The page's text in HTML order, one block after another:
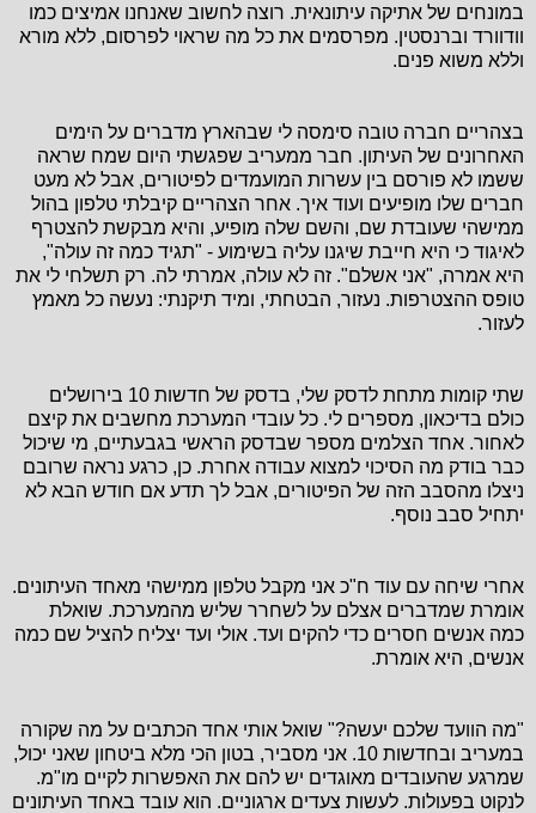
במונחים של אתיקה עיתונאית. רוצה לחשוב שאנחנו אמיצים כמו
וודוורד וברנסטין. מפרסמים את כל מה שראוי לפרסום, ללא מורא
וללא משוא פנים.
בצהריים חברה טובה סימסה לי שבהארץ מדברים על הימים
האחרונים של העיתון. חבר ממעריב שפגשתי היום שמח שראה
ששמו לא פורסם בין עשרות המועמדים לפיטורים, אבל לא מעט
חברים שלו מופיעים ועוד איך. אחר הצהריים קיבלתי טלפון בהול
ממישהי שעובדת שם, והשם שלה מופיע, והיא מבקשת להצטרף
לאיגוד כי היא חייבת שיגנו עליה בשימוע - "תגיד כמה זה עולה",
היא אמרה, "אני אשלם". זה לא עולה, אמרתי לה. רק תשלחי לי את
טופס ההצטרפות. נעזור, הבטחתי, ומיד תיקנתי: נעשה כל מאמץ
לעזור.
שתי קומות מתחת לדסק שלי, בדסק של חדשות 10 בירושלים
כולם בדיכאון, מספרים לי. כל עובדי המערכת מחשבים את קיצם
לאחור. אחד הצלמים מספר שבדסק הראשי בגבעתיים, מי שיכול
כבר בודק מה הסיכוי למצוא עבודה אחרת. כן, כרגע נראה שרובם
ניצלו מהסבב הזה של הפיטורים, אבל לך תדע אם חודש הבא לא
יתחיל סבב נוסף.
אחרי שיחה עם עוד ח"כ אני מקבל טלפון ממישהי מאחד העיתונים.
אומרת שמדברים אצלם על לשחרר שליש מהמערכת. שואלת
כמה אנשים חסרים כדי להקים ועד. אולי ועד יצליח להציל שם כמה
אנשים, היא אומרת.
"מה הוועד שלכם יעשה?" שואל אותי אחד הכתבים על מה שקורה
במעריב ובחדשות 10. אני מסביר, בטון הכי מלא ביטחון שאני יכול,
שמרגע שהעובדים מאוגדים יש להם את האפשרות לקיים מו"מ.
לנקוט בפעולות. לעשות צעדים ארגוניים. הוא עובד באחד העיתונים